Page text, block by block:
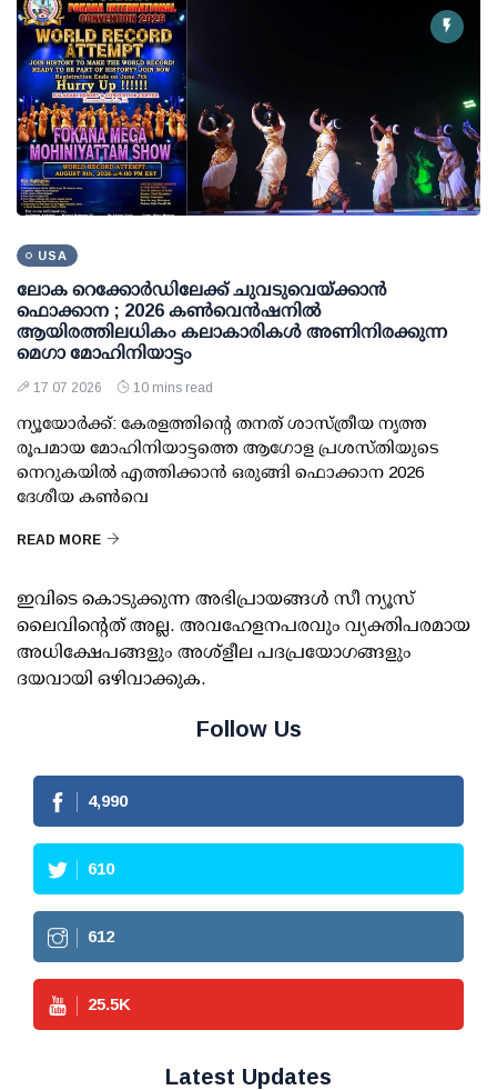
USA
ലോക റെക്കോര്‍ഡിലേക്ക് ചുവടുവെയ്ക്കാന്‍
ഫൊക്കാന ; 2026 കണ്‍വെന്‍ഷനില്‍
ആയിരത്തിലധികം കലാകാരികള്‍ അണിനിരക്കുന്ന
മെഗാ മോഹിനിയാട്ടം
17 07 2026 10 mins read
ന്യൂയോര്‍ക്ക്: കേരളത്തിന്റെ തനത് ശാസ്ത്രീയ നൃത്ത
രൂപമായ മോഹിനിയാട്ടത്തെ ആഗോള പ്രശസ്തിയുടെ
നെറുകയില്‍ എത്തിക്കാന്‍ ഒരുങ്ങി ഫൊക്കാന 2026
ദേശീയ കണ്‍വെ
READ MORE
ഇവിടെ കൊടുക്കുന്ന അഭിപ്രായങ്ങള്‍ സീ ന്യൂസ്
ലൈവിന്റെത് അല്ല. അവഹേളനപരവും വ്യക്തിപരമായ
അധിക്ഷേപങ്ങളും അശ്‌ളീല പദപ്രയോഗങ്ങളും
ദയവായി ഒഴിവാക്കുക.
Follow Us
4,990
610
612
25.5K
Latest Updates